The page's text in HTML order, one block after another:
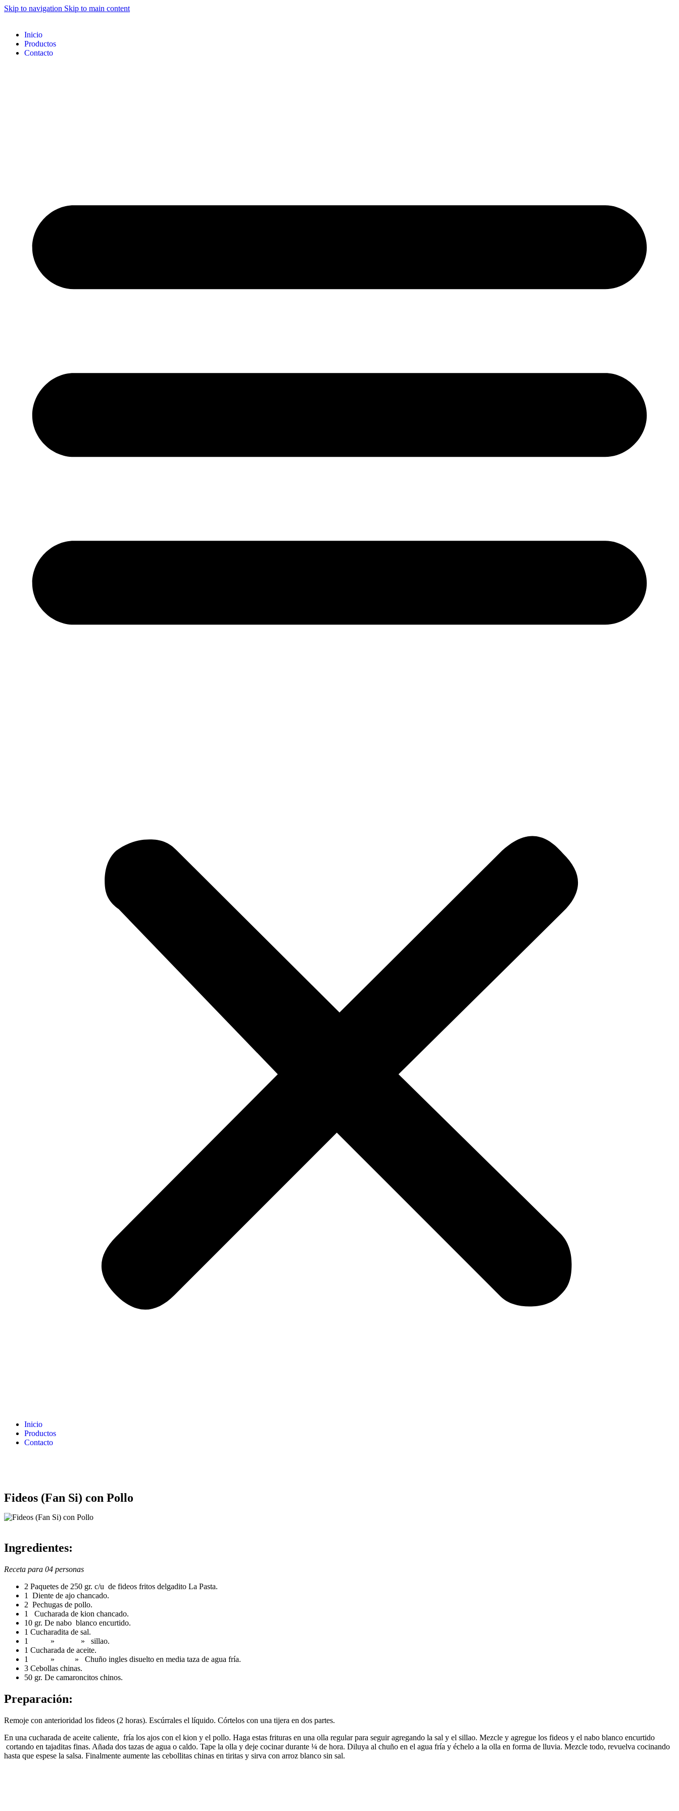
Skip to navigation Skip to main content
Inicio
Productos
Contacto
Inicio
Productos
Contacto
Fideos (Fan Si) con Pollo
Ingredientes:
Receta para 04 personas
2 Paquetes de 250 gr. c/u de fideos fritos delgadito La Pasta.
1 Diente de ajo chancado.
2 Pechugas de pollo.
1 Cucharada de kion chancado.
10 gr. De nabo blanco encurtido.
1 Cucharadita de sal.
1 » » sillao.
1 Cucharada de aceite.
1 » » Chuño ingles disuelto en media taza de agua fría.
3 Cebollas chinas.
50 gr. De camaroncitos chinos.
Preparación:
Remoje con anterioridad los fideos (2 horas). Escúrrales el líquido. Córtelos con una tijera en dos partes.
En una cucharada de aceite caliente, fría los ajos con el kion y el pollo. Haga estas frituras en una olla regular para seguir agregando la sal y el sillao. Mezcle y agregue los fideos y el nabo blanco encurtido
cortando en tajaditas finas. Añada dos tazas de agua o caldo. Tape la olla y deje cocinar durante ¼ de hora. Diluya al chuño en el agua fría y échelo a la olla en forma de lluvia. Mezcle todo, revuelva cocinando
hasta que espese la salsa. Finalmente aumente las cebollitas chinas en tiritas y sirva con arroz blanco sin sal.